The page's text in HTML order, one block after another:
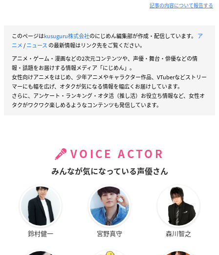
記事の内容について報告する
このページはkusuguru株式会社のにじめん編集部が作成・配信しています。 ア
ニメ/ニュース の最新情報はリンク先をご覧ください。
アニメ・ゲーム・漫画などの2次元コンテンツや、声優・舞台・俳優などの情
報・話題をお届けする情報メディア「にじめん」。
女性向けアニメをはじめ、少年アニメやキャラクター作品、VTuberなどストリー
マーにも幅を広げ、オタクが気になる情報を幅広くお届けしています。
さらに、アンケート・ランキング・オタ活（推し活）お役立ち情報など、女性オ
タクがワクワク楽しめるようなコンテンツも発信しています。
VOICE ACTOR
みんなが気になっている声優さん
鈴村健一 宮野真守 森川智之